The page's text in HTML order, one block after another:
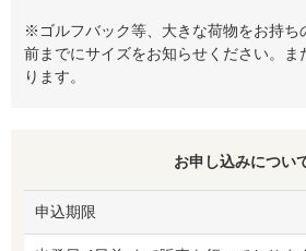
※ゴルフバック等、大きな荷物をお持ち
前までにサイズをお知らせください。ま
ります。
お申し込みについ
申込期限